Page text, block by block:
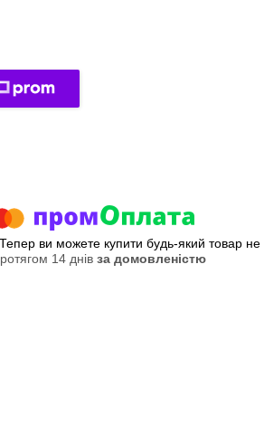
Тепер ви можете купити будь-який товар
14 днів за домовленістю